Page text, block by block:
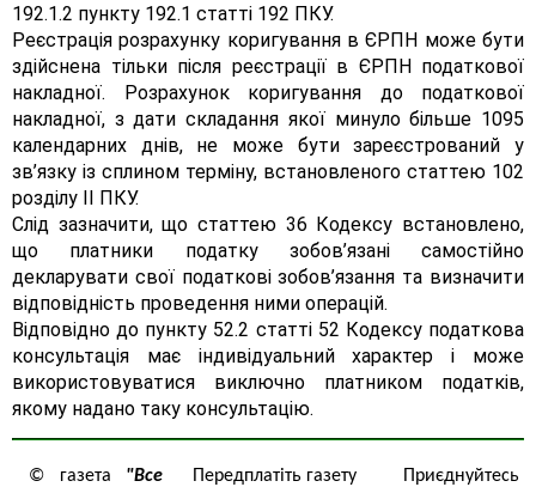
192.1.2 пункту 192.1 статті 192 ПКУ.
Реєстрація розрахунку коригування в ЄРПН може бути
здійснена тільки після реєстрації в ЄРПН податкової
накладної. Розрахунок коригування до податкової
накладної, з дати складання якої минуло більше 1095
календарних днів, не може бути зареєстрований у
зв’язку із сплином терміну, встановленого статтею 102
розділу II ПКУ.
Слід зазначити, що статтею 36 Кодексу встановлено,
що платники податку зобов’язані самостійно
декларувати свої податкові зобов’язання та визначити
відповідність проведення ними операцій.
Відповідно до пункту 52.2 статті 52 Кодексу податкова
консультація має індивідуальний характер і може
використовуватися виключно платником податків,
якому надано таку консультацію.
© газета "Все
Передплатіть газету
Приєднуйтесь